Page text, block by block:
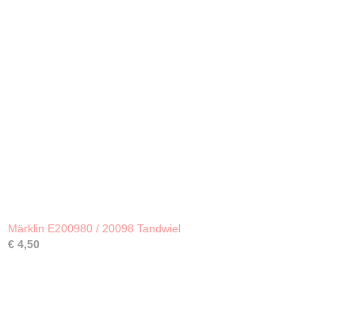
Märklin E200980 / 20098 Tandwiel
€ 4,50